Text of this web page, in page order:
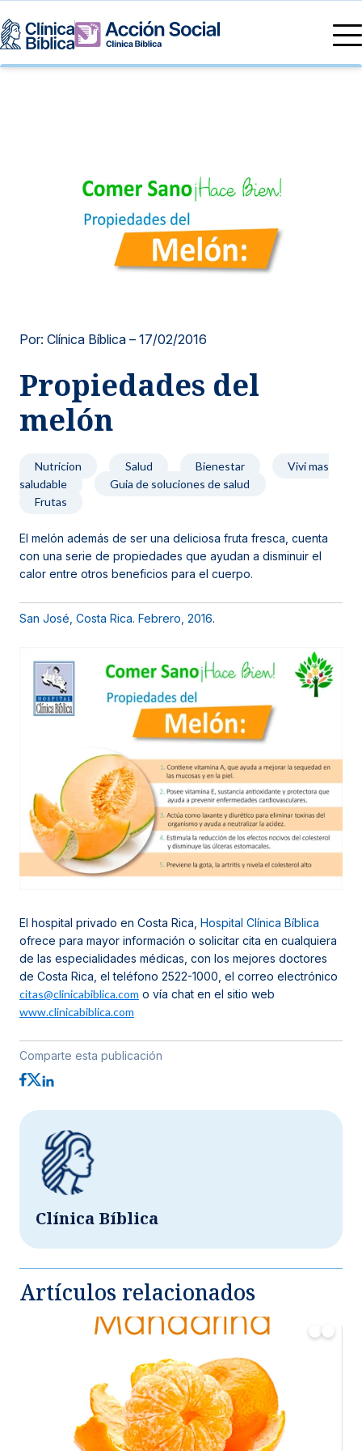
Centros de Excelencia
Servicios Especializados
Información para el Paciente
Sobre nosotros
Sedes
Noticias y blog
Por: Clínica Bíblica – 17/02/2016
Propiedades del
melón
Nutricion Salud Bienestar
Vivi mas
saludable
Guia de soluciones de salud
Frutas
El melón además de ser una deliciosa fruta fresca, cuenta
con una serie de propiedades que ayudan a disminuir el
calor entre otros beneficios para el cuerpo.
San José, Costa Rica. Febrero, 2016.
El hospital privado en Costa Rica, Hospital Clínica Bíblica
ofrece para mayor información o solicitar cita en cualquiera
de las especialidades médicas, con los mejores doctores
de Costa Rica, el teléfono 2522-1000, el correo electrónico
citas@clinicabiblica.com o vía chat en el sitio web
www.clinicabiblica.com
Comparte esta publicación
Clínica Bíblica
Artículos relacionados